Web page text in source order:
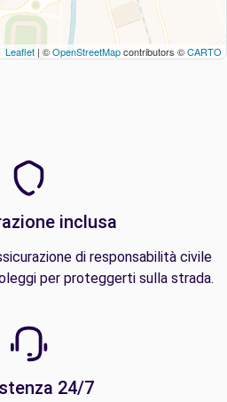
Leaflet | ©OpenStreetMapcontributors ©CARTO
inclusa
di responsabilità civile
per proteggerti sulla strada.
24/7